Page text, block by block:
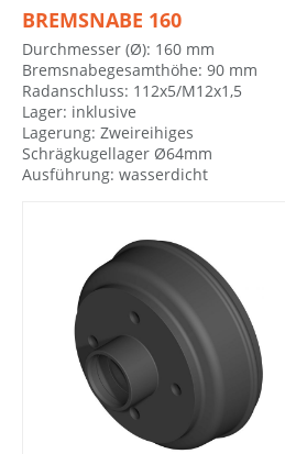
BREMSNABE 160
Durchmesser (Ø): 160 mm
Bremsnabegesamthöhe: 90 mm
Radanschluss: 112x5/M12x1,5
Lager: inklusive
Lagerung: Zweireihiges
Schrägkugellager Ø64mm
Ausführung: wasserdicht